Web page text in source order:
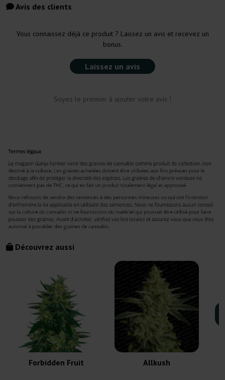
Avis des clients
Vous connaissez déjà ce produit ? Laissez un avis et recevez un
bonus.
Laissez un avis
Soyez le premier à ajouter votre avis !
Découvrez aussi
Forbidden Fruit Allkush